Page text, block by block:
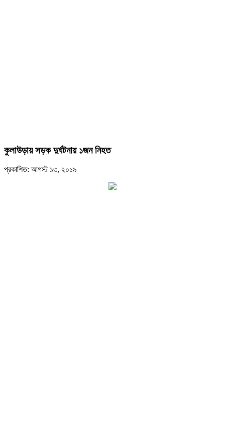
কুলাউড়ায় সড়ক দুর্ঘটনায় ১জন নিহত
প্রকাশিত: আগস্ট ১৩, ২০১৯